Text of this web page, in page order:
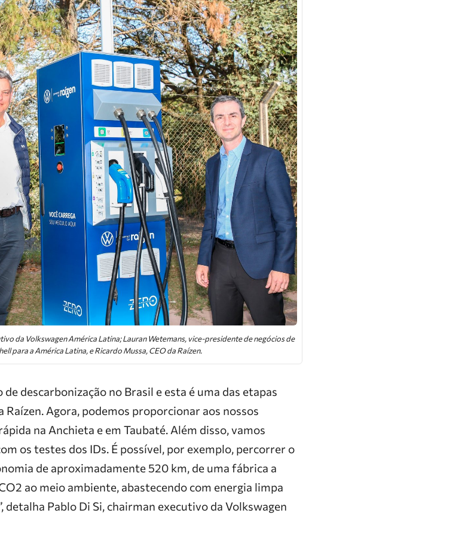
da Volkswagen América Latina; Lauran Wetemans, vice-presidente de negócios de
para a América Latina, e Ricardo Mussa, CEO da Raízen.
descarbonização no Brasil e esta é uma das etapas
Agora, podemos proporcionar aos nossos
na Anchieta e em Taubaté. Além disso, vamos
os testes dos IDs. É possível, por exemplo, percorrer o
de aproximadamente 520 km, de uma fábrica a
ao meio ambiente, abastecendo com energia limpa
Pablo Di Si, chairman executivo da Volkswagen